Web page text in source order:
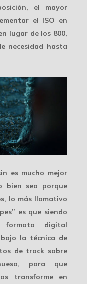
el mayor
el ISO en
lugar de los 800,
necesidad hasta
es mucho mejor
bien sea porque
lo más llamativo
es que siendo
formato digital
bajo la técnica de
de track sobre
para que
transforme en